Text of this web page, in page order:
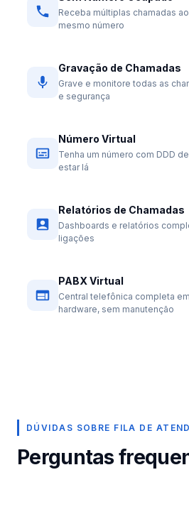
Receba múltiplas chamadas
mesmo número
Gravação de Chamadas
Grave e monitore todas as
e segurança
Número Virtual
Tenha um número com DDD
estar lá
Relatórios de Chamadas
Dashboards e relatórios
ligações
PABX Virtual
Central telefônica completa
hardware, sem manutenção
DÚVIDAS SOBRE FILA DE
Perguntas